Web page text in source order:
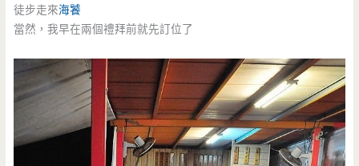
徒步走來海饕
當然，我早在兩個禮拜前就先訂位了